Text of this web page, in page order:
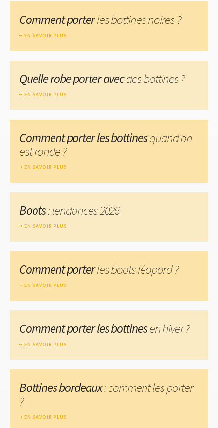
Comment porterles bottines noires ?
EN SAVOIR PLUS
Quelle robe porter avecdes bottines ?
EN SAVOIR PLUS
Comment porter les bottinesquand on
est ronde ?
EN SAVOIR PLUS
Boots: tendances 2026
EN SAVOIR PLUS
Comment porterles boots léopard ?
EN SAVOIR PLUS
Comment porter les bottinesen hiver ?
EN SAVOIR PLUS
Bottines bordeaux: comment les porter
?
EN SAVOIR PLUS